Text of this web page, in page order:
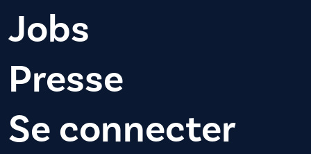
Jobs
Presse
Se connecter